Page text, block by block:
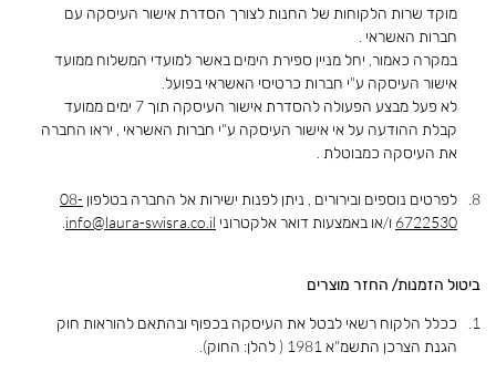
מוקד שרות הלקוחות של החנות לצורך הסדרת אישור העיסקה עם
חברות האשראי .
במקרה כאמור, יחל מניין ספירת הימים באשר למועדי המשלוח ממועד
אישור העיסקה ע"י חברות כרטיסי האשראי בפועל.
לא פעל מבצע הפעולה להסדרת אישור העיסקה תוך 7 ימים ממועד
קבלת ההודעה על אי אישור העיסקה ע"י חברות האשראי , יראו החברה
את העיסקה כמבוטלת .
לפרטים נוספים ובירורים , ניתן לפנות ישירות אל החברה בטלפון 08-
6722530 ו/או באמצעות דואר אלקטרוני info@laura-swisra.co.il
ביטול הזמנות/ החזר מוצרים
ככלל הלקוח רשאי לבטל את העיסקה בכפוף ובהתאם להוראות חוק
הגנת הצרכן התשמ"א 1981 ( להלן: החוק).